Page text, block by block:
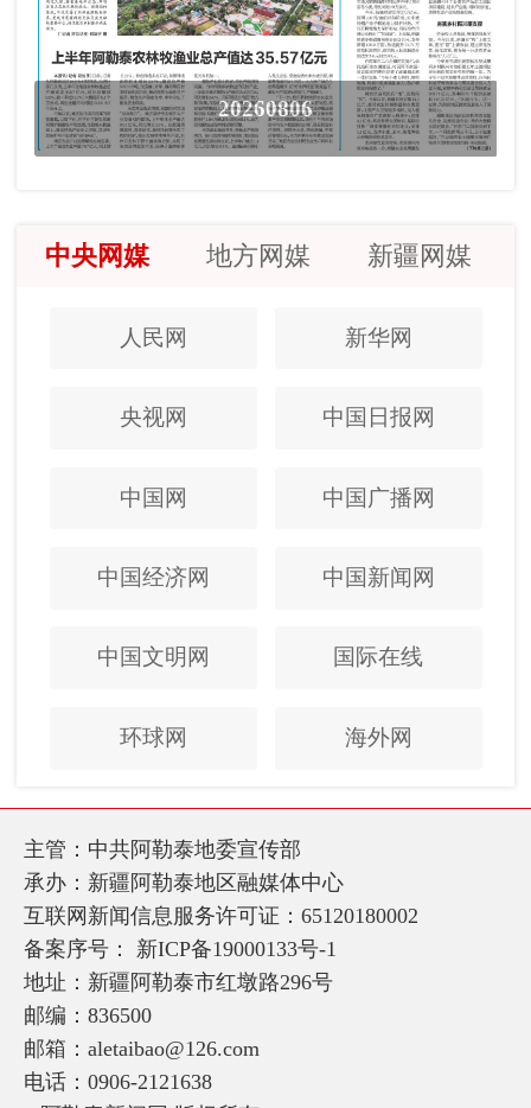
20260806
中央网媒 地方网媒 新疆网媒
人民网 新华网
央视网 中国日报网
中国网 中国广播网
中国经济网 中国新闻网
中国文明网 国际在线
环球网 海外网
主管：中共阿勒泰地委宣传部
承办：新疆阿勒泰地区融媒体中心
互联网新闻信息服务许可证：65120180002
备案序号： 新ICP备19000133号-1
地址：新疆阿勒泰市红墩路296号
邮编：836500
邮箱：aletaibao@126.com
电话：0906-2121638